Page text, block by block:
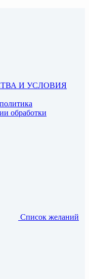
И УСЛОВИЯ
обработки
Список желаний